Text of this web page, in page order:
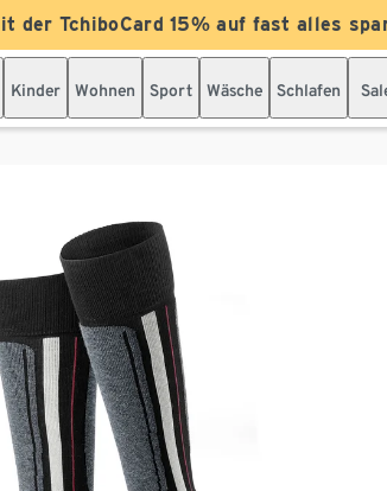
der TchiboCard 15% auf fast alles
Kinder Wohnen Sport Wäsche Schlafen